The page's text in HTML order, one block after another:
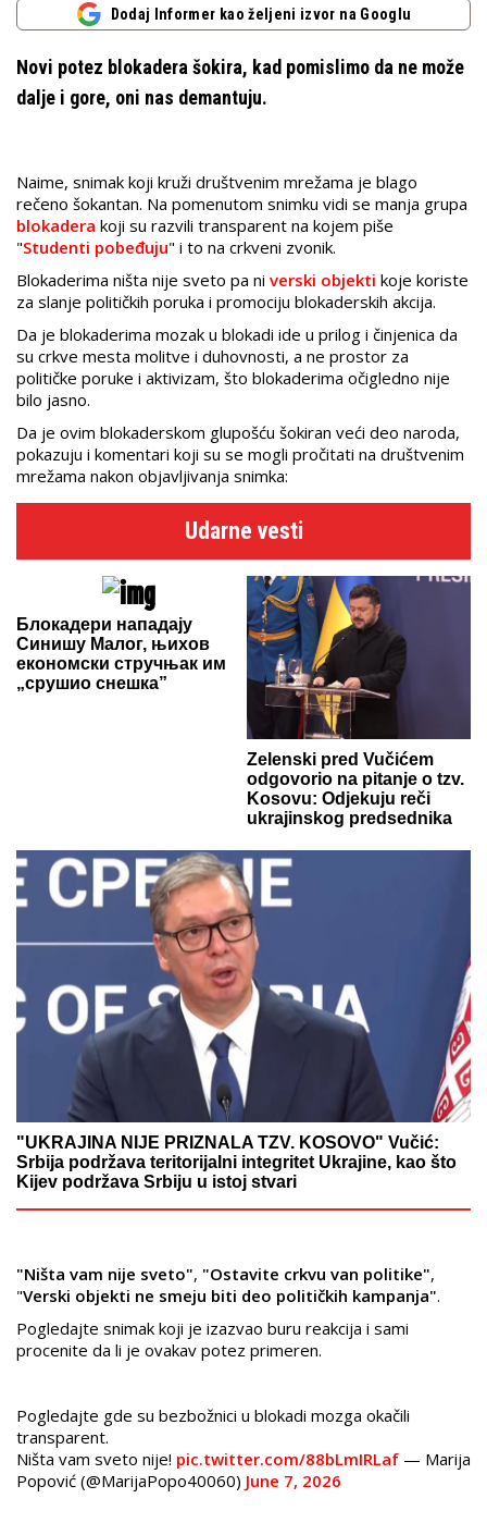
Dodaj Informer kao željeni izvor na Googlu
Novi potez blokadera šokira, kad pomislimo da ne može
dalje i gore, oni nas demantuju.
Naime, snimak koji kruži društvenim mrežama je blago
rečeno šokantan. Na pomenutom snimku vidi se manja grupa
blokadera koji su razvili transparent na kojem piše
"Studenti pobeđuju" i to na crkveni zvonik.
Blokaderima ništa nije sveto pa ni verski objekti koje koriste
za slanje političkih poruka i promociju blokaderskih akcija.
Da je blokaderima mozak u blokadi ide u prilog i činjenica da
su crkve mesta molitve i duhovnosti, a ne prostor za
političke poruke i aktivizam, što blokaderima očigledno nije
bilo jasno.
Da je ovim blokaderskom glupošću šokiran veći deo naroda,
pokazuju i komentari koji su se mogli pročitati na društvenim
mrežama nakon objavljivanja snimka:
Udarne vesti
Блокадери нападају
Синишу Малог, њихов
економски стручњак им
„срушио снешка”
Zelenski pred Vučićem
odgovorio na pitanje o tzv.
Kosovu: Odjekuju reči
ukrajinskog predsednika
"UKRAJINA NIJE PRIZNALA TZV. KOSOVO" Vučić:
Srbija podržava teritorijalni integritet Ukrajine, kao što
Kijev podržava Srbiju u istoj stvari
"Ništa vam nije sveto", "Ostavite crkvu van politike",
"Verski objekti ne smeju biti deo političkih kampanja".
Pogledajte snimak koji je izazvao buru reakcija i sami
procenite da li je ovakav potez primeren.
Pogledajte gde su bezbožnici u blokadi mozga okačili
transparent.
Ništa vam sveto nije! pic.twitter.com/88bLmIRLaf — Marija
Popović (@MarijaPopo40060) June 7, 2026